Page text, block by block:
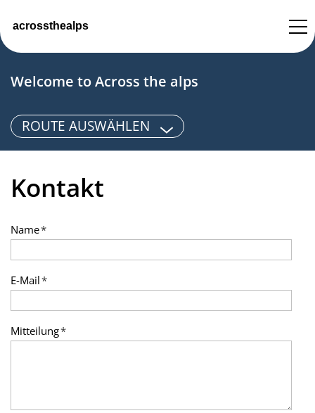
CONTACT
IMPRESSUM
DATENSCHUTZEINSTELLUNGEN
Welcome to Across the alps
ROUTE AUSWÄHLEN
Kontakt
Name*
E-Mail*
Mitteilung*